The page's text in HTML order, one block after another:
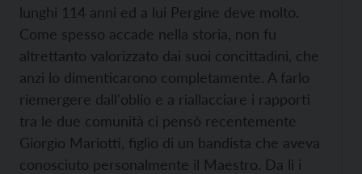
lunghi 114 anni ed a lui Pergine deve molto.
Come spesso accade nella storia, non fu
altrettanto valorizzato dai suoi concittadini, che
anzi lo dimenticarono completamente. A farlo
riemergere dall'oblio e a riallacciare i rapporti
tra le due comunità ci pensò recentemente
Giorgio Mariotti, figlio di un bandista che aveva
conosciuto personalmente il Maestro. Da lì i